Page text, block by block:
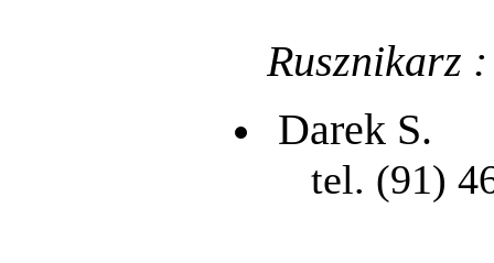
Rusznikarz :
Darek S.
tel. (91)